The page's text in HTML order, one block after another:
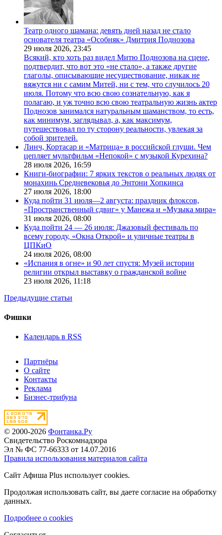
Театр одного шамана: девять дней назад не стало
основателя театра «Особняк» Дмитрия Поднозова
29 июля 2026, 23:45
Всякий, кто хоть раз видел Митю Поднозова на сцене,
подтвердит, что вот это «не стало», а также другие
глаголы, описывающие несуществование, никак не
вяжутся ни с самим Митей, ни с тем, что случилось 20
июля. Потому что всю свою сознательную, как я
полагаю, и уж точно всю свою театральную жизнь актер
Поднозов занимался натуральным шаманством, то есть,
как минимум, заглядывал, а, как максимум,
путешествовал по ту сторону реальности, увлекая за
собой зрителей.
Линч, Кортасар и «Матрица» в российской глуши. Чем
цепляет мультфильм «Непокой» с музыкой Курехина?
28 июля 2026, 16:59
Книги-биографии: 7 ярких текстов о реальных людях от
монахинь Средневековья до Энтони Хопкинса
27 июля 2026, 18:00
Куда пойти 31 июля—2 августа: праздник флоксов,
«Пространственный сдвиг» у Манежа и «Музыка мира»
31 июля 2026, 08:00
Куда пойти 24 — 26 июля: Джазовый фестиваль по
всему городу, «Окна Открой» и уличные театры в
ЦПКиО
24 июля 2026, 08:00
«Испания в огне» и 90 лет спустя: Музей истории
религии открыл выставку о гражданской войне
23 июля 2026, 11:18
Предыдущие статьи
Фишки
Календарь в RSS
Партнёры
О сайте
Контакты
Реклама
Бизнес-трибуна
© 2000-2026 Фонтанка.Ру
Свидетельство Роскомнадзора
Эл № ФС 77-66333 от 14.07.2016
Правила использования материалов сайта
Сайт Афиша Plus использует cookies.
Продолжая использовать сайт, вы даете согласие на обработку
данных.
Подробнее о cookies